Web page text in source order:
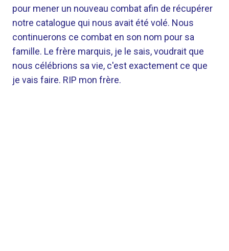
pour mener un nouveau combat afin de récupérer
notre catalogue qui nous avait été volé. Nous
continuerons ce combat en son nom pour sa
famille. Le frère marquis, je le sais, voudrait que
nous célébrions sa vie, c'est exactement ce que
je vais faire. RIP mon frère.